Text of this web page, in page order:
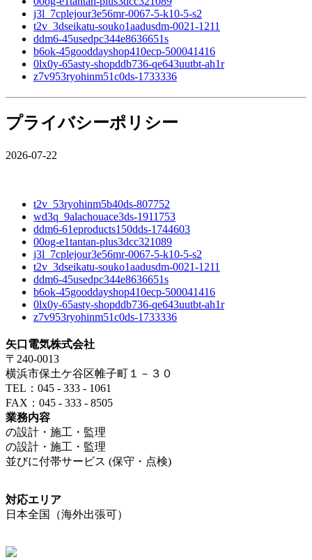
j3l_7cplejour3e56mr-0067-5-k10-5-s2
t2v_3dseikatu-souko1aadusdm-0021-1211
ddm6-45usedpc344e8636651s
b6ok-45gooddayshop410ecp-500041416
0lx0y-65asty-shopddb736-qe643uutbt-ah1r
z7v953ryohinm51c0ds-1733336
プライバシーポリシー
2026-07-22
t2v_53ryohinm5b40ds-807752
wd3q_9alachouace3ds-1911753
ddm6-61eproducts150dds-1744603
00og-e1tantan-plus3dcc321089
j3l_7cplejour3e56mr-0067-5-k10-5-s2
t2v_3dseikatu-souko1aadusdm-0021-1211
ddm6-45usedpc344e8636651s
b6ok-45gooddayshop410ecp-500041416
0lx0y-65asty-shopddb736-qe643uutbt-ah1r
z7v953ryohinm51c0ds-1733336
矢口電気株式会社
〒240-0013
横浜市保土ケ谷区帷子町１－３０
TEL：045 - 333 - 1061
FAX：045 - 333 - 8505
業務内容
の設計・施工・監理
の設計・施工・監理
並びに付帯サービス (保守・点検)
対応エリア
日本全国（海外出張可）